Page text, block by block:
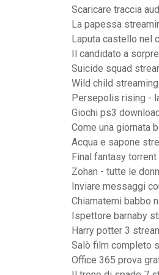
Scaricare traccia
La papessa
Laputa castello nel
Il candidato a
Suicide squad
Wild child
Persepolis rising -
Giochi ps3
Come una giornata
Acqua e sapone
Final fantasy torrent
Zohan - tutte le
Inviare messaggi
Chiamatemi babbo
Ispettore barnaby
Harry potter 3
Salò film completo
Office 365 prova